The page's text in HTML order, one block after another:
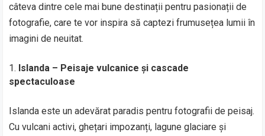
câteva dintre cele mai bune destinații pentru pasionații de
fotografie, care te vor inspira să captezi frumusețea lumii în
imagini de neuitat.
Islanda – Peisaje vulcanice și cascade
spectaculoase
Islanda este un adevărat paradis pentru fotografii de peisaj.
Cu vulcani activi, ghețari impozanți, lagune glaciare și